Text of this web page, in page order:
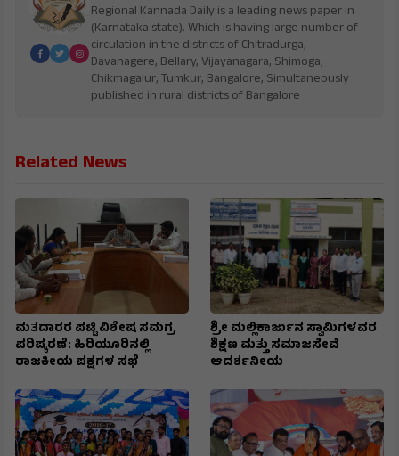
Regional Kannada Daily is a leading news paper in
(Karnataka state). Which is having large number of
circulation in the districts of Chitradurga,
Davanagere, Bellary, Vijayanagara, Shimoga,
Chikmagalur, Tumkur, Bangalore, Simultaneously
published in rural districts of Bangalore
Related News
ಮತದಾರರ ಪಟ್ಟಿ ವಿಶೇಷ ಸಮಗ್ರ
ಪರಿಷ್ಕರಣೆ: ಹಿರಿಯೂರಿನಲ್ಲಿ
ರಾಜಕೀಯ ಪಕ್ಷಗಳ ಸಭೆ
ಶ್ರೀ ಮಲ್ಲಿಕಾರ್ಜುನ ಸ್ವಾಮಿಗಳವರ
ಶಿಕ್ಷಣ ಮತ್ತು ಸಮಾಜಸೇವೆ
ಆದರ್ಶನೀಯ